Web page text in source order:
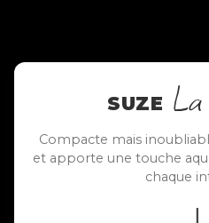
SUZE
Compacte mais
et apporte une touche
chaque